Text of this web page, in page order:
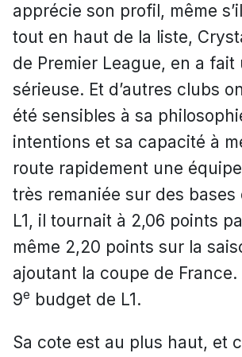
apprécie son profil, même
tout en haut de la liste,
de Premier League, en a fait
sérieuse. Et d’autres clubs
été sensibles à sa
intentions et sa capacité à
route rapidement une
très remaniée sur des bases
L1, il tournait à 2,06 points
même 2,20 points sur la
ajoutant la coupe de France.
9e budget de L1.
Sa cote est au plus haut, et